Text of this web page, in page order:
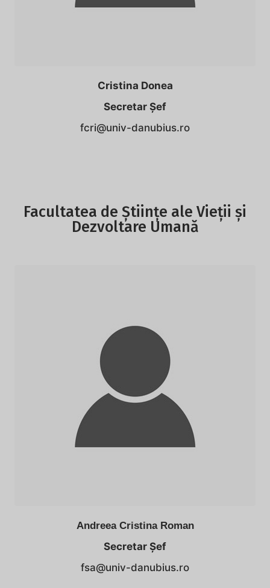
Cristina Donea
Secretar Șef
fcri@univ-danubius.ro
Facultatea de Științe ale Vieții și
Dezvoltare Umană
Andreea Cristina Roman
Secretar Șef
fsa@univ-danubius.ro